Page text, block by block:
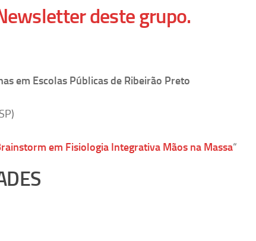
deste grupo.
em Escolas Públicas de Ribeirão Preto
em Fisiologia Integrativa Mãos na Massa“